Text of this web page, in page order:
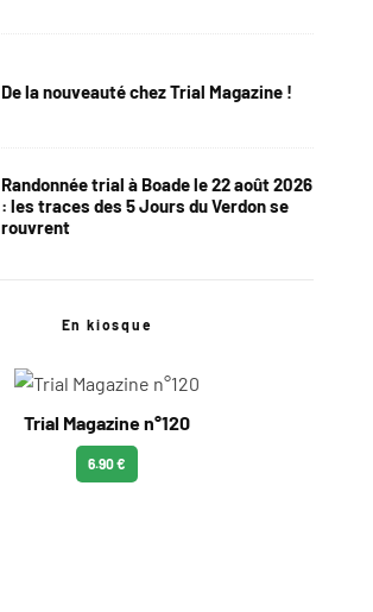
De la nouveauté chez Trial Magazine !
Randonnée trial à Boade le 22 août 2026
: les traces des 5 Jours du Verdon se
rouvrent
En kiosque
Trial Magazine n°120
6.90 €